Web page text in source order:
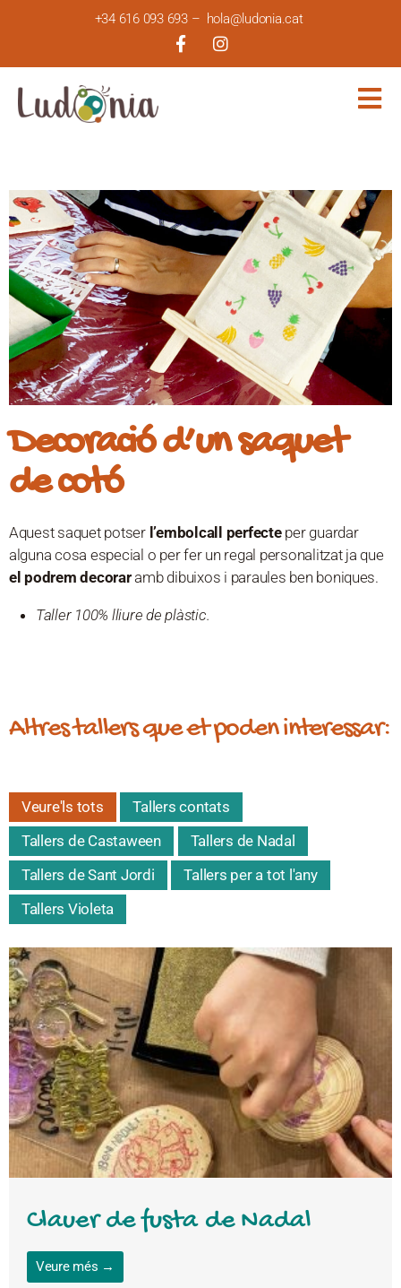
+34 616 093 693– hola@ludonia.cat
Decoració d’un saquet
de cotó
Aquest saquet potser l’embolcall perfecteper guardar
alguna cosa especial o per fer un regal personalitzat ja que
el podrem decoraramb dibuixos i paraules ben boniques.
Taller 100% lliure de plàstic.
Altres tallers que et poden interessar:
Veure'ls tots
Tallers contats
Tallers de Castaween
Tallers de Nadal
Tallers de Sant Jordi
Tallers per a tot l'any
Tallers Violeta
Clauer de fusta de Nadal
Veure més →